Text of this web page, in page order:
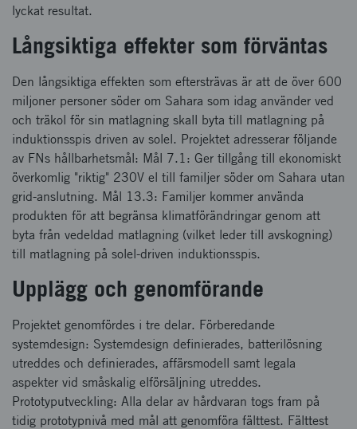
lyckat resultat.
Långsiktiga effekter som förväntas
Den långsiktiga effekten som eftersträvas är att de över 600
miljoner personer söder om Sahara som idag använder ved
och träkol för sin matlagning skall byta till matlagning på
induktionsspis driven av solel. Projektet adresserar följande
av FNs hållbarhetsmål: Mål 7.1: Ger tillgång till ekonomiskt
överkomlig "riktig" 230V el till familjer söder om Sahara utan
grid-anslutning. Mål 13.3: Familjer kommer använda
produkten för att begränsa klimatförändringar genom att
byta från vedeldad matlagning (vilket leder till avskogning)
till matlagning på solel-driven induktionsspis.
Upplägg och genomförande
Projektet genomfördes i tre delar. Förberedande
systemdesign: Systemdesign definierades, batterilösning
utreddes och definierades, affärsmodell samt legala
aspekter vid småskalig elförsäljning utreddes.
Prototyputveckling: Alla delar av hårdvaran togs fram på
tidig prototypnivå med mål att genomföra fälttest. Fälttest